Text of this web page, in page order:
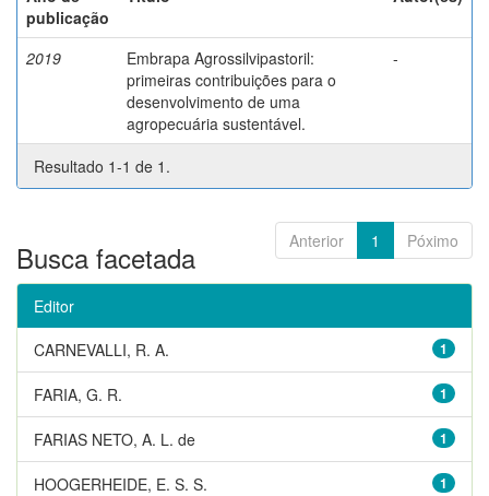
publicação
2019
Embrapa Agrossilvipastoril:
primeiras contribuições para o
desenvolvimento de uma
agropecuária sustentável.
-
Resultado 1-1 de 1.
Anterior 1 Póximo
Busca facetada
Editor
1
CARNEVALLI, R. A.
1
FARIA, G. R.
1
FARIAS NETO, A. L. de
1
HOOGERHEIDE, E. S. S.